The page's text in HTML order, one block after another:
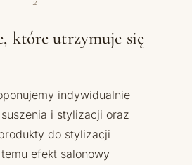
które utrzymuje się
indywidualnie
i stylizacji oraz
do stylizacji
efekt salonowy